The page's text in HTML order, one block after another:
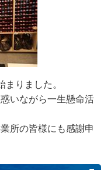
りました。
いながら一生懸命活
所の皆様にも感謝申